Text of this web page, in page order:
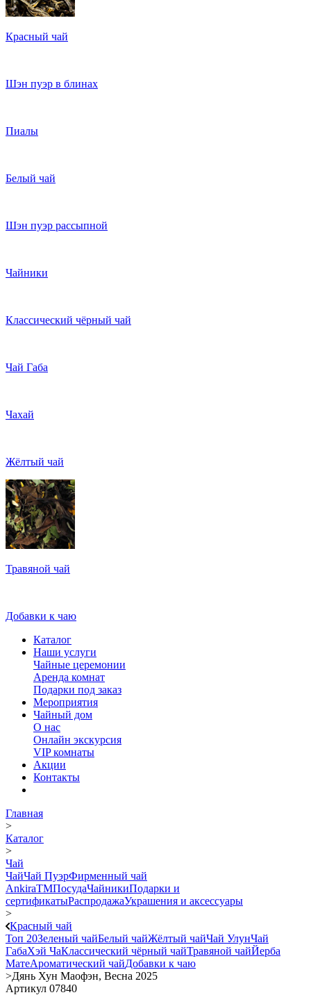
Красный чай
Шэн пуэр в блинах
Пиалы
Белый чай
Шэн пуэр рассыпной
Чайники
Классический чёрный чай
Чай Габа
Чахай
Жёлтый чай
Травяной чай
Добавки к чаю
Каталог
Наши услуги
Чайные церемонии
Аренда комнат
Подарки под заказ
Мероприятия
Чайный дом
О нас
Онлайн экскурсия
VIP комнаты
Акции
Контакты
Главная
>
Каталог
>
Чай
ЧайЧай ПуэрФирменный чай
AnkiraTMПосудаЧайникиПодарки и
сертификатыРаспродажаУкрашения и аксессуары
>
Красный чай
Топ 20Зеленый чайБелый чайЖёлтый чайЧай УлунЧай
ГабаХэй ЧаКлассический чёрный чайТравяной чайЙерба
МатеАроматический чайДобавки к чаю
>Дянь Хун Маофэн, Весна 2025
Артикул 07840